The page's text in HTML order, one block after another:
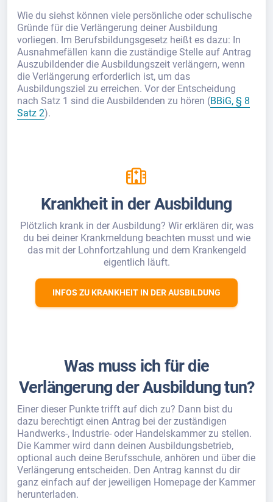
Wie du siehst können viele persönliche oder schulische
Gründe für die Verlängerung deiner Ausbildung
vorliegen. Im Berufsbildungsgesetz heißt es dazu: In
Ausnahmefällen kann die zuständige Stelle auf Antrag
Auszubildender die Ausbildungszeit verlängern, wenn
die Verlängerung erforderlich ist, um das
Ausbildungsziel zu erreichen. Vor der Entscheidung
nach Satz 1 sind die Ausbildenden zu hören (BBiG, § 8
Satz 2).
Krankheit in der Ausbildung
Plötzlich krank in der Ausbildung? Wir erklären dir, was
du bei deiner Krankmeldung beachten musst und wie
das mit der Lohnfortzahlung und dem Krankengeld
eigentlich läuft.
INFOS ZU KRANKHEIT IN DER AUSBILDUNG
Was muss ich für die
Verlängerung der Ausbildung tun?
Einer dieser Punkte trifft auf dich zu? Dann bist du
dazu berechtigt einen Antrag bei der zuständigen
Handwerks-, Industrie- oder Handelskammer zu stellen.
Die Kammer wird dann deinen Ausbildungsbetrieb,
optional auch deine Berufsschule, anhören und über die
Verlängerung entscheiden. Den Antrag kannst du dir
ganz einfach auf der jeweiligen Homepage der Kammer
herunterladen.